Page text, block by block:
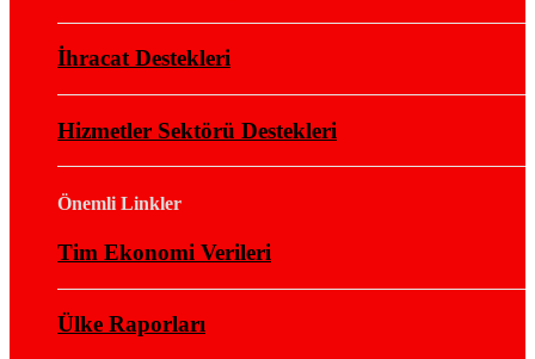
İhracat Destekleri
Hizmetler Sektörü Destekleri
Önemli Linkler
Tim Ekonomi Verileri
Ülke Raporları